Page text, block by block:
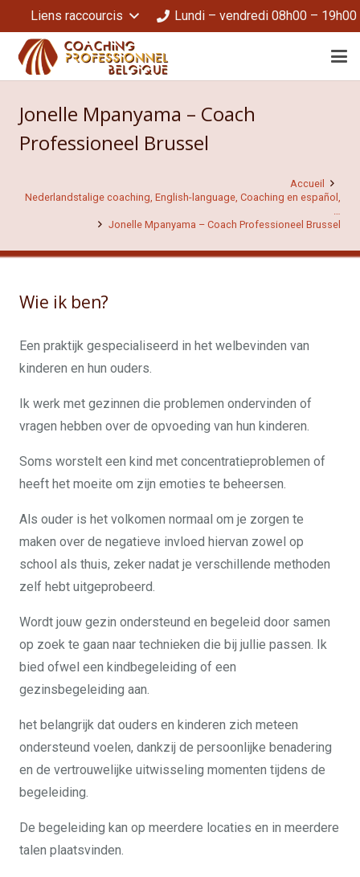
Liens raccourcis Lundi – vendredi 08h00 – 19h00
Jonelle Mpanyama – Coach
Professioneel Brussel
Accueil
Nederlandstalige coaching, English-language, Coaching en español,
…
Jonelle Mpanyama – Coach Professioneel Brussel
Wie ik ben?
Een praktijk gespecialiseerd in het welbevinden van
kinderen en hun ouders.
Ik werk met gezinnen die problemen ondervinden of
vragen hebben over de opvoeding van hun kinderen.
Soms worstelt een kind met concentratieproblemen of
heeft het moeite om zijn emoties te beheersen.
Als ouder is het volkomen normaal om je zorgen te
maken over de negatieve invloed hiervan zowel op
school als thuis, zeker nadat je verschillende methoden
zelf hebt uitgeprobeerd.
Wordt jouw gezin ondersteund en begeleid door samen
op zoek te gaan naar technieken die bij jullie passen. Ik
bied ofwel een kindbegeleiding of een
gezinsbegeleiding aan.
het belangrijk dat ouders en kinderen zich meteen
ondersteund voelen, dankzij de persoonlijke benadering
en de vertrouwelijke uitwisseling momenten tijdens de
begeleiding.
De begeleiding kan op meerdere locaties en in meerdere
talen plaatsvinden.